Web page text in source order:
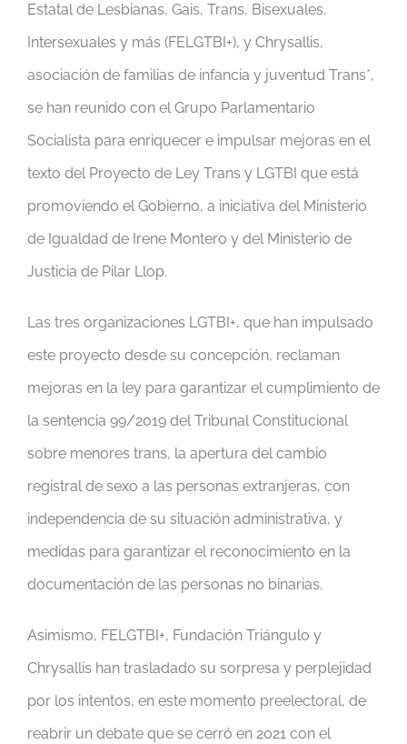
Estatal de Lesbianas, Gais, Trans, Bisexuales,
Intersexuales y más (FELGTBI+), y Chrysallis,
asociación de familias de infancia y juventud Trans*,
se han reunido con el Grupo Parlamentario
Socialista para enriquecer e impulsar mejoras en el
texto del Proyecto de Ley Trans y LGTBI que está
promoviendo el Gobierno, a iniciativa del Ministerio
de Igualdad de Irene Montero y del Ministerio de
Justicia de Pilar Llop.
Las tres organizaciones LGTBI+, que han impulsado
este proyecto desde su concepción, reclaman
mejoras en la ley para garantizar el cumplimiento de
la sentencia 99/2019 del Tribunal Constitucional
sobre menores trans, la apertura del cambio
registral de sexo a las personas extranjeras, con
independencia de su situación administrativa, y
medidas para garantizar el reconocimiento en la
documentación de las personas no binarias.
Asimismo, FELGTBI+, Fundación Triángulo y
Chrysallis han trasladado su sorpresa y perplejidad
por los intentos, en este momento preelectoral, de
reabrir un debate que se cerró en 2021 con el